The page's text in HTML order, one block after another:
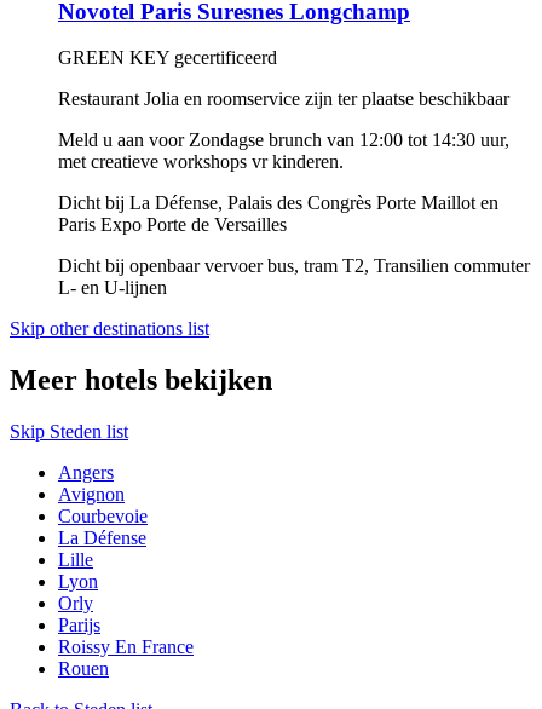
Novotel Paris Suresnes Longchamp
GREEN KEY gecertificeerd
Restaurant Jolia en roomservice zijn ter plaatse beschikbaar
Meld u aan voor Zondagse brunch van 12:00 tot 14:30 uur,
met creatieve workshops vr kinderen.
Dicht bij La Défense, Palais des Congrès Porte Maillot en
Paris Expo Porte de Versailles
Dicht bij openbaar vervoer bus, tram T2, Transilien commuter
L- en U-lijnen
Skip other destinations list
Meer hotels bekijken
Skip Steden list
Angers
Avignon
Courbevoie
La Défense
Lille
Lyon
Orly
Parijs
Roissy En France
Rouen